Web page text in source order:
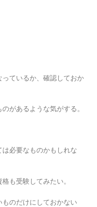
ているか、確認しておか
があるような気がする。
必要なものかもしれな
も受験してみたい。
のだけにしておかない